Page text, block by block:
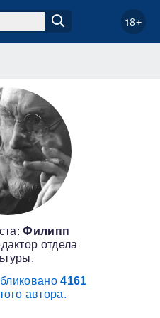
18+
Филипп
отдела
4161
автора.